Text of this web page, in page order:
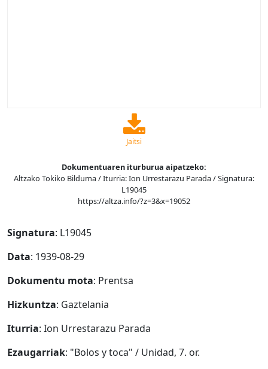
Jaitsi
Dokumentuaren iturburua aipatzeko:
Altzako Tokiko Bilduma / Iturria: Ion Urrestarazu Parada / Signatura:
L19045
https://altza.info/?z=3&x=19052
Signatura: L19045
Data: 1939-08-29
Dokumentu mota: Prentsa
Hizkuntza: Gaztelania
Iturria: Ion Urrestarazu Parada
Ezaugarriak: "Bolos y toca" / Unidad, 7. or.